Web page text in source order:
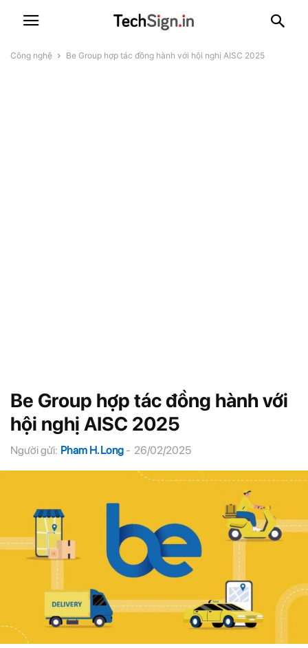
Công nghệ Be Group hợp tác đồng hành với hội nghị AISC 2025
Be Group hợp tác đồng hành với
hội nghị AISC 2025
Người gửi: Pham H. Long - 26/02/2025